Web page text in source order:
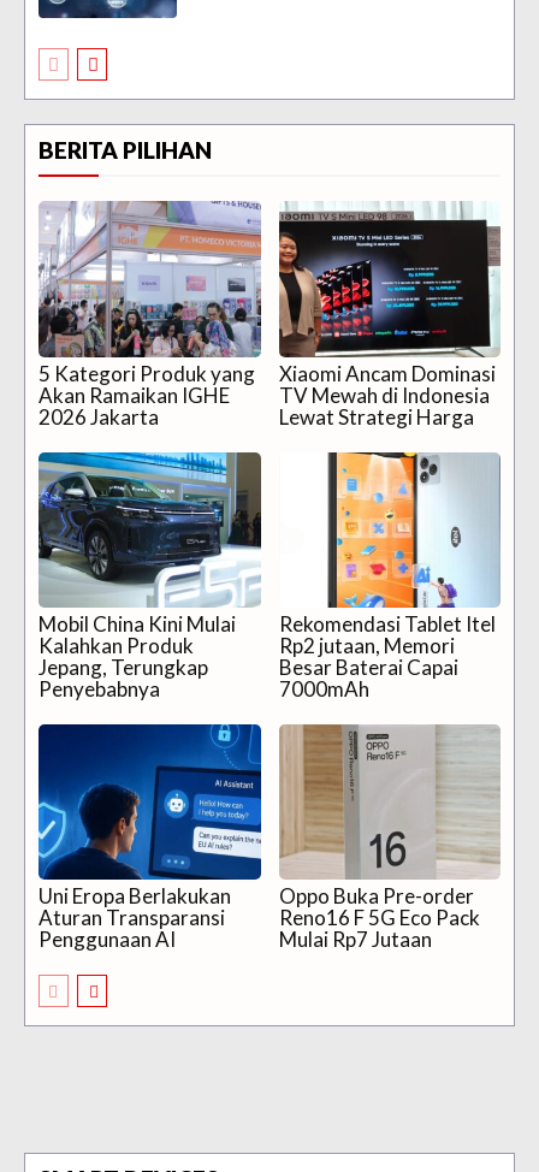
BERITA PILIHAN
5 Kategori Produk yang
Akan Ramaikan IGHE
2026 Jakarta
Xiaomi Ancam Dominasi
TV Mewah di Indonesia
Lewat Strategi Harga
Mobil China Kini Mulai
Kalahkan Produk
Jepang, Terungkap
Penyebabnya
Rekomendasi Tablet Itel
Rp2 jutaan, Memori
Besar Baterai Capai
7000mAh
Uni Eropa Berlakukan
Aturan Transparansi
Penggunaan AI
Oppo Buka Pre-order
Reno16 F 5G Eco Pack
Mulai Rp7 Jutaan